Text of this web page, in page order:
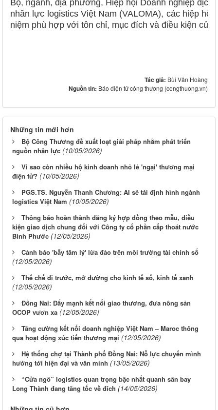
Bộ, ngành, địa phương, Hiệp hội Doanh nghiệp
nhân lực logistics Việt Nam (VALOMA), các hiệp
niệm phù hợp với tôn chỉ, mục đích và điều kiện của
Tác giả: Bùi Văn Hoàng
Nguồn tin: Báo điện tử công thương (congthuong.vn)
Những tin mới hơn
Bộ Công Thương đề xuất loạt giải pháp nhằm phát triển
nguồn nhân lực (10/05/2026)
Vì sao còn nhiều hộ kinh doanh nhỏ lẻ 'ngại' thương mại
điện tử? (10/05/2026)
PGS.TS. Nguyễn Thanh Chương: AI sẽ tái định hình ngành
logistics Việt Nam (10/05/2026)
Thông báo hoàn thành đăng ký hợp đồng theo mẫu, điều
kiện giao dịch chung đối với Công ty cổ phần cấp thoát nước
Bình Phước (12/05/2026)
Cảnh báo 'bẫy tâm lý' lừa đảo trên môi trường tài chính số
(12/05/2026)
Thể chế đi trước, mở đường cho kinh tế số, kinh tế xanh
(12/05/2026)
Đồng Nai: Đẩy mạnh kết nối giao thương, đưa nông sản
OCOP vươn xa (12/05/2026)
Tăng cường kết nối doanh nghiệp Việt Nam – Maroc thông
qua hoạt động xúc tiến thương mại (12/05/2026)
Hệ thống chợ tại Thành phố Đồng Nai: Nỗ lực chuyển mình
hướng tới hiện đại và văn minh (13/05/2026)
“Cửa ngõ” logistics quan trọng bậc nhất quanh sân bay
Long Thành đang tăng tốc về đích (14/05/2026)